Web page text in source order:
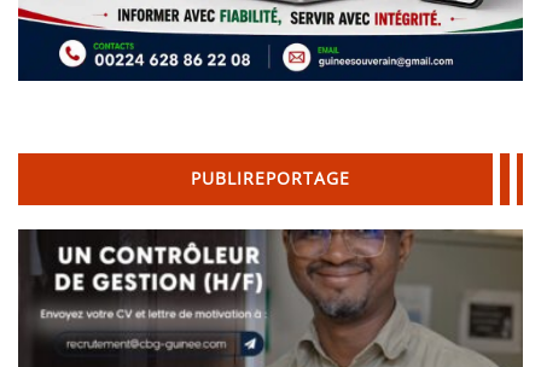
PUBLIREPORTAGE